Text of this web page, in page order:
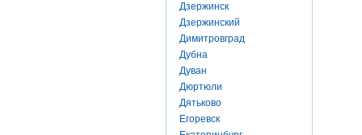
Дзержинск
Дзержинский
Димитровград
Дубна
Дуван
Дюртюли
Дятьково
Егоревск